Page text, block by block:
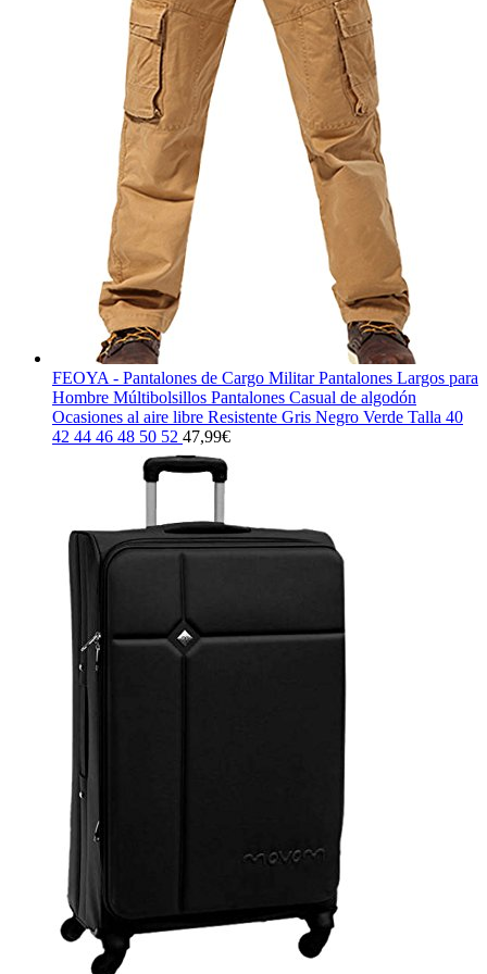
FEOYA - Pantalones de Cargo Militar Pantalones Largos para
Hombre Múltibolsillos Pantalones Casual de algodón
Ocasiones al aire libre Resistente Gris Negro Verde Talla 40
42 44 46 48 50 52 47,99€